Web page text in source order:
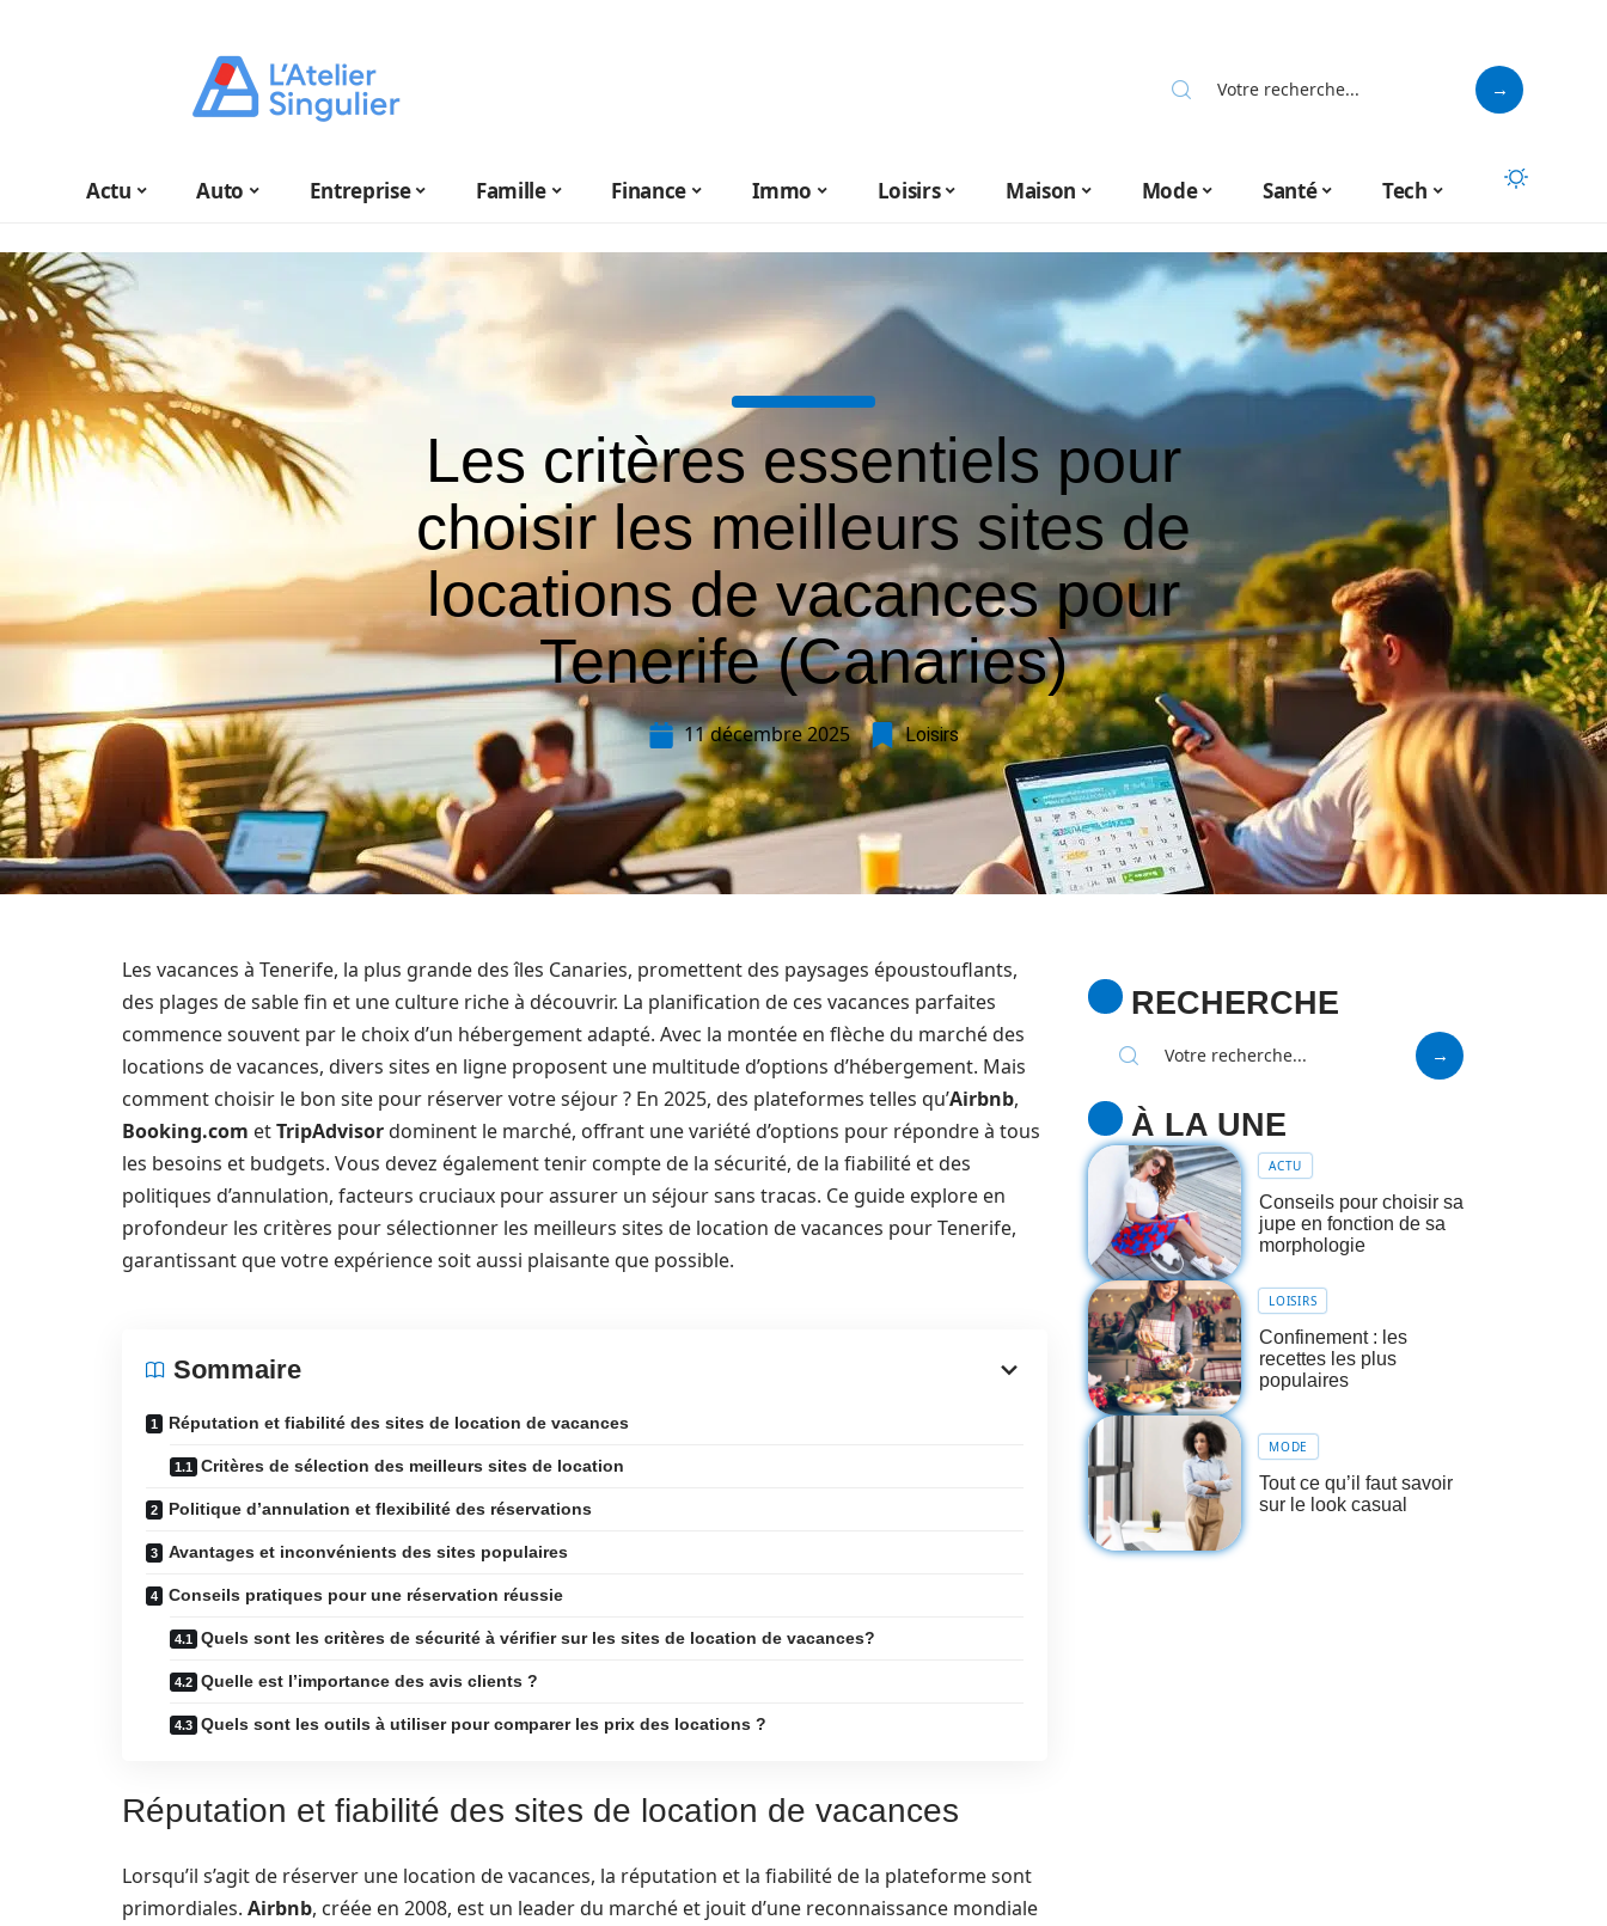
Actu Auto Entreprise Famille Finance Immo Loisirs Maison Mode Santé Tech
Les critères essentiels pour
choisir les meilleurs sites de
locations de vacances pour
Tenerife (Canaries)
11 décembre 2025 Loisirs
Les vacances à Tenerife, la plus grande des îles Canaries, promettent des paysages époustouflants,
des plages de sable fin et une culture riche à découvrir. La planification de ces vacances parfaites
commence souvent par le choix d’un hébergement adapté. Avec la montée en flèche du marché des
locations de vacances, divers sites en ligne proposent une multitude d’options d’hébergement. Mais
comment choisir le bon site pour réserver votre séjour ? En 2025, des plateformes telles qu’Airbnb,
Booking.com etTripAdvisordominent le marché, offrant une variété d’options pour répondre à tous
les besoins et budgets. Vous devez également tenir compte de la sécurité, de la fiabilité et des
politiques d’annulation, facteurs cruciaux pour assurer un séjour sans tracas. Ce guide explore en
profondeur les critères pour sélectionner les meilleurs sites de location de vacances pour Tenerife,
garantissant que votre expérience soit aussi plaisante que possible.
Sommaire
Réputation et fiabilité des sites de location de vacances
Critères de sélection des meilleurs sites de location
Politique d’annulation et flexibilité des réservations
Avantages et inconvénients des sites populaires
Conseils pratiques pour une réservation réussie
Quels sont les critères de sécurité à vérifier sur les sites de location de vacances?
Quelle est l’importance des avis clients ?
Quels sont les outils à utiliser pour comparer les prix des locations ?
Réputation et fiabilité des sites de location de vacances
Lorsqu’il s’agit de réserver une location de vacances, la réputation et la fiabilité de la plateforme sont
primordiales. Airbnb, créée en 2008, est un leader du marché et jouit d’une reconnaissance mondiale
RECHERCHE
À LA UNE
ACTU
Conseils pour choisir sa
jupe en fonction de sa
morphologie
LOISIRS
Confinement : les
recettes les plus
populaires
MODE
Tout ce qu’il faut savoir
sur le look casual